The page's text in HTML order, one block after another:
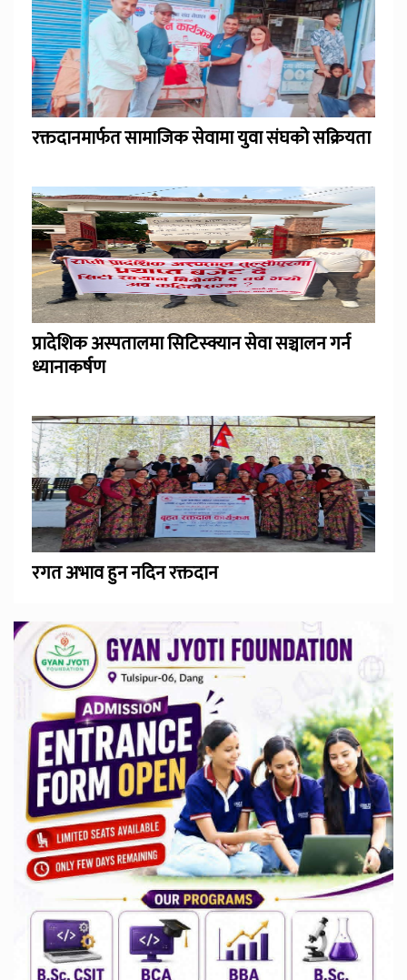
रक्तदानमार्फत सामाजिक सेवामा युवा संघको सक्रियता
प्रादेशिक अस्पतालमा सिटिस्क्यान सेवा सञ्चालन गर्न
ध्यानाकर्षण
रगत अभाव हुन नदिन रक्तदान